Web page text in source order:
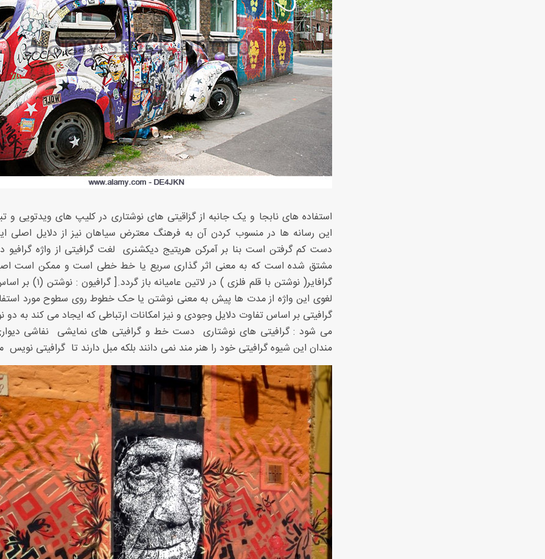
استفاده های نابجا و یک جانبه از گزاقیتی های نوشتاری در کلیپ های ویدتویی و
این رسانه ها در منسوب کردن آن به فرهنگ معترض سیاهان نیز از دلایل اصلی
دست کم گرفتن است بنا بر آمرکن هریتیج دیکشنری  لغت گرافیتی از واژه گرافیو در
مشتق شده است که به معنی اثر گذاری سریع یا خط خطی است و ممکن است اصل
گرافایر( نوشتن با قلم فلزی ) در
لغوی این واژه از مدت ها پیش به معنی نوشتن یا حک خطوط روی سطوح مورد
گرافیتی بر اساس تفاوت دلایل وجودی و نیز امکانات ارتباطی که ایجاد می کند به
می شود : گرافیتی های نوشتاری  دست خط و گرافیتی های نمایشی  نفاشی
مندان این شیوه گرافیتی خود را هنر مند نمی دانند بلکه مبل دارند تا  گرافیتی نویس